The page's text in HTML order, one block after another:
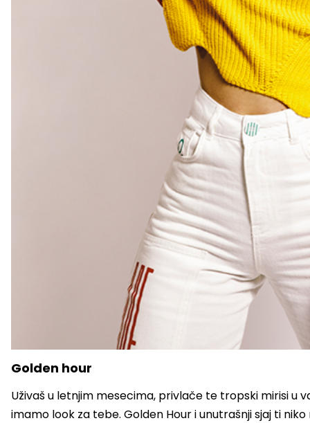
Golden hour
Uživaš u letnjim mesecima, privlače te tropski mirisi u
imamo look za tebe. Golden Hour i unutrašnji sjaj ti